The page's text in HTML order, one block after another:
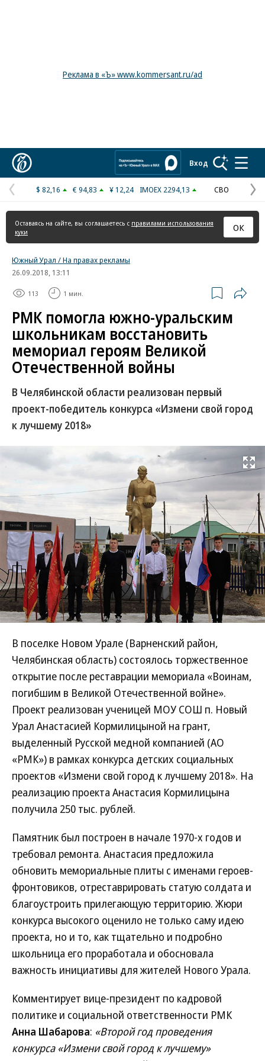
Реклама в «Ъ» www.kommersant.ru/ad
Вход
Предыдущая
страница
$ 82,16 € 94,83 ¥ 12,24 IMOEX 2294,13 СВО
Оставаясь на сайте, вы соглашаетесь с правилами использования
куки
ОК
Южный Урал / На правах рекламы
26.09.2018, 13:11
113 1 мин.
РМК помогла южно-уральским
школьникам восстановить
мемориал героям Великой
Отечественной войны
В Челябинской области реализован первый
проект-победитель конкурса «Измени свой город
к лучшему 2018»
Развернуть
В поселке Новом Урале (Варненский район,
Челябинская область) состоялось торжественное
открытие после реставрации мемориала «Воинам,
погибшим в Великой Отечественной войне».
Проект реализован ученицей МОУ СОШ п. Новый
Урал Анастасией Кормилицыной на грант,
выделенный Русской медной компанией (АО
«РМК») в рамках конкурса детских социальных
проектов «Измени свой город к лучшему 2018». На
реализацию проекта Анастасия Кормилицына
получила 250 тыс. рублей.
Памятник был построен в начале 1970-х годов и
требовал ремонта. Анастасия предложила
обновить мемориальные плиты с именами героев-
фронтовиков, отреставрировать статую солдата и
благоустроить прилегающую территорию. Жюри
конкурса высокого оценило не только саму идею
проекта, но и то, как тщательно и подробно
школьница его проработала и обосновала
важность инициативы для жителей Нового Урала.
Комментирует вице-президент по кадровой
политике и социальной ответственности РМК
Анна Шабарова: «Второй год проведения
конкурса «Измени свой город к лучшему»